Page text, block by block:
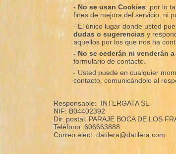
- No se usan Cookies: por lo
fines de mejora del servicio, ni
- El único lugar donde usted
dudas o sugerencias y
aquellos por los que nos ha
- No se cederán ni venderán
formulario de contacto.
- Usted puede en cualquier
contacto, comunicándolo al
Responsable: INTERGATA SL
NIF: B04402392
Dir. postal: PARAJE BOCA DE LOS
Teléfono: 606663888
Correo elect: datilera@datilera.com